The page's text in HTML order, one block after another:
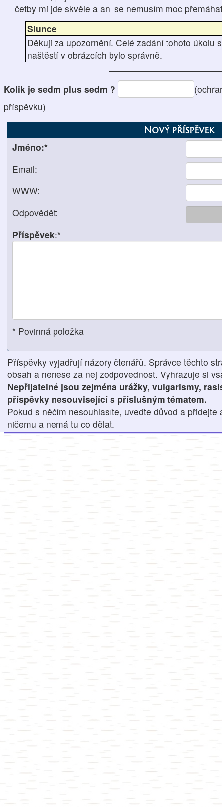
četby mi jde skvěle a ani se nemusím moc
Slunce
Děkuji za upozornění. Celé zadání tohoto úkolu
naštěstí v obrázcích bylo správně.
Kolik je sedm plus sedm ?
příspěvku)
Nový příspěvek
Jméno:*
Email:
WWW:
Odpovědět:
Příspěvek:*
* Povinná položka
Příspěvky vyjadřují názory čtenářů. Správce těchto
obsah a nenese za něj zodpovědnost. Vyhrazuje si
Nepřijatelné jsou zejména urážky, vulgarismy,
příspěvky nesouvisející s příslušným tématem.
Pokud s něčím nesouhlasíte, uveďte důvod a přidejte
ničemu a nemá tu co dělat.